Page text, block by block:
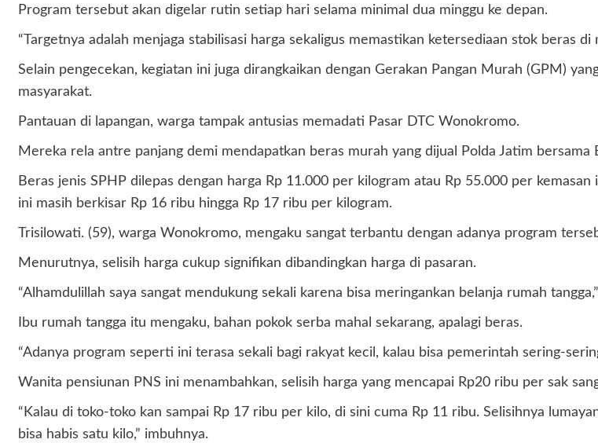
Program tersebut akan digelar rutin setiap hari selama minimal dua minggu ke depan.
“Targetnya adalah menjaga stabilisasi harga sekaligus memastikan ketersediaan stok beras
Selain pengecekan, kegiatan ini juga dirangkaikan dengan Gerakan Pangan Murah (GPM)
masyarakat.
Pantauan di lapangan, warga tampak antusias memadati Pasar DTC Wonokromo.
Mereka rela antre panjang demi mendapatkan beras murah yang dijual Polda Jatim bersama
Beras jenis SPHP dilepas dengan harga Rp 11.000 per kilogram atau Rp 55.000 per
ini masih berkisar Rp 16 ribu hingga Rp 17 ribu per kilogram.
Trisilowati. (59), warga Wonokromo, mengaku sangat terbantu dengan adanya program
Menurutnya, selisih harga cukup signifikan dibandingkan harga di pasaran.
“Alhamdulillah saya sangat mendukung sekali karena bisa meringankan belanja rumah
Ibu rumah tangga itu mengaku, bahan pokok serba mahal sekarang, apalagi beras.
“Adanya program seperti ini terasa sekali bagi rakyat kecil, kalau bisa pemerintah sering-
Wanita pensiunan PNS ini menambahkan, selisih harga yang mencapai Rp20 ribu per sak
“Kalau di toko-toko kan sampai Rp 17 ribu per kilo, di sini cuma Rp 11 ribu. Selisihnya
bisa habis satu kilo,” imbuhnya.